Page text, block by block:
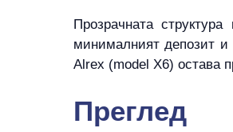
Прозрачната
минималният депозит
Alrex (model X6) остава
Преглед